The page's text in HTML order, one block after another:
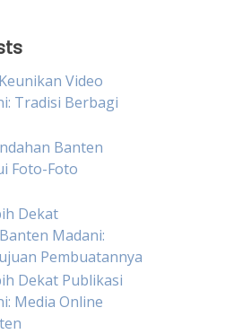
Video
Tradisi Berbagi
Banten
Foto-Foto
Dekat
Madani:
Pembuatannya
Dekat Publikasi
Media Online